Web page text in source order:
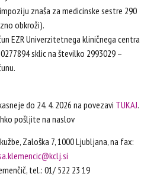
znaša za medicinske sestre 290
obkroži).
EZR Univerzitetnega kliničnega centra
sklic na številko 2993029 –
do 24. 4. 2026 na povezavi TUKAJ.
pošljite na naslov
Zaloška 7, 1000 Ljubljana, na fax:
tel.: 01/ 522 23 19